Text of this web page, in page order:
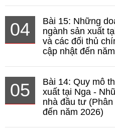
04
Bài 15: Những
ngành sản xuất
và các đối thủ
cập nhật đến
05
Bài 14: Quy mô
xuất tại Nga -
nhà đầu tư
đến năm 2026)